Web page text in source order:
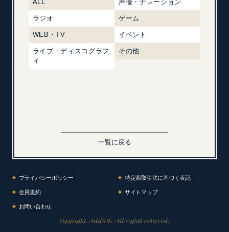
ALL 声優・ナレーション
ラジオ ゲーム
WEB・TV イベント
ライブ・ディスコグラフ
ィ
その他
一覧に戻る
プライバシーポリシー 特定商取引法に基づく表記
会員規約 サイトマップ
お問い合わせ
Copyright Add9 th All rights reserved.